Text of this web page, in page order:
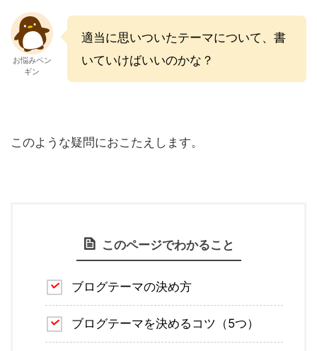
お悩みペン
ギン
適当に思いついたテーマについて、書
いていけばいいのかな？
このような疑問におこたえします。
このページでわかること
ブログテーマの決め方
ブログテーマを決めるコツ（5つ）